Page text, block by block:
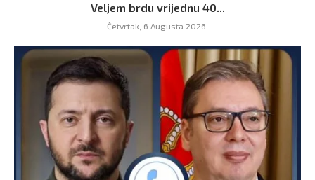
Veljem brdu vrijednu 40...
Četvrtak, 6 Augusta 2026,